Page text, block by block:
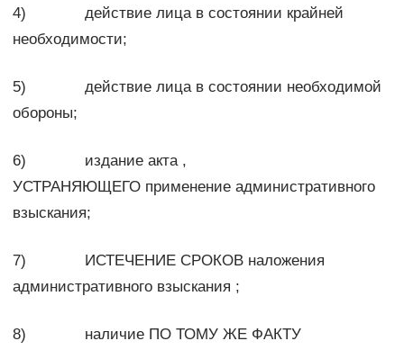
4) действие лица в состоянии крайней
необходимости;
5) действие лица в состоянии необходимой
обороны;
6) издание акта ,
УСТРАНЯЮЩЕГО применение административного
взыскания;
7) ИСТЕЧЕНИЕ СРОКОВ наложения
административного взыскания ;
8) наличие ПО ТОМУ ЖЕ ФАКТУ